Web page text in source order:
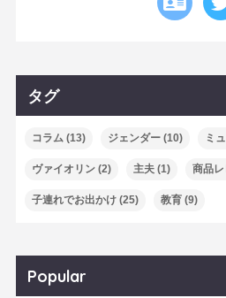
タグ
コラム (13) ジェンダー(10) ミ
ヴァイオリン(2) 主夫(1) 商品
子連れでお出かけ(25) 教育(9)
Popular